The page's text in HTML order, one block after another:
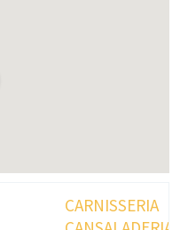
CARNISSERIA